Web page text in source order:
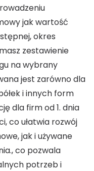
jak wartość
okres
zestawienie
na wybrany
jest zarówno dla
i innych form
dla firm od 1. dnia
co ułatwia rozwój
jak i używane
co pozwala
potrzeb i